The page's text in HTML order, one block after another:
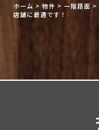
ホーム >物件 >一階路面 >
店舗に最適です！